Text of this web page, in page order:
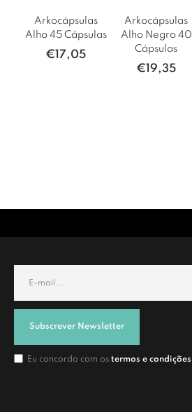
Arkocápsulas
Alho 45 Cápsulas
€17,05
Arkocápsulas
Alho Negro 40
Cápsulas
€19,35
Subscrever Newsletter
Eu concordo com os termos e condições